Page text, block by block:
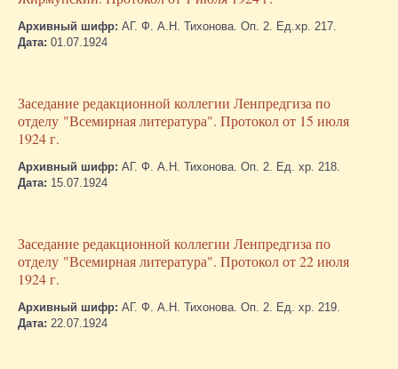
Архивный шифр: АГ. Ф. А.Н. Тихонова. Оп. 2. Ед.хр. 217.
Дата: 01.07.1924
Заседание редакционной коллегии Ленпредгиза по
отделу "Всемирная литература". Протокол от 15 июля
1924 г.
Архивный шифр: АГ. Ф. А.Н. Тихонова. Оп. 2. Ед. хр. 218.
Дата: 15.07.1924
Заседание редакционной коллегии Ленпредгиза по
отделу "Всемирная литература". Протокол от 22 июля
1924 г.
Архивный шифр: АГ. Ф. А.Н. Тихонова. Оп. 2. Ед. хр. 219.
Дата: 22.07.1924